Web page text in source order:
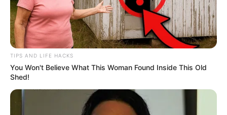
TIPS AND LIFE HACKS
You Won't Believe What This Woman Found Inside This Old
Shed!